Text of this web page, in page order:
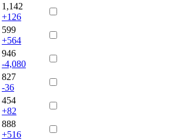
1,142
+126
599
+564
946
-4,080
827
-36
454
+82
888
+516